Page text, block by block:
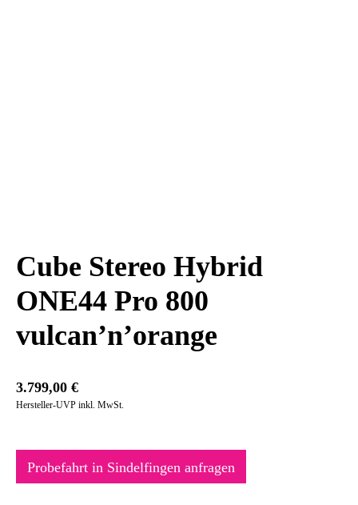
Cube Stereo Hybrid
ONE44 Pro 800
vulcan’n’orange
3.799,00 €
Hersteller-UVP inkl. MwSt.
Probefahrt in Sindelfingen anfragen